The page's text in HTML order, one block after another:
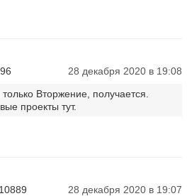
28 декабря 2020 в 19:08
Вторжение, получается.
проекты тут.
28 декабря 2020 в 19:07